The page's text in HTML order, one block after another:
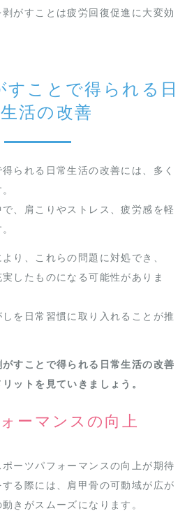
がすことは疲労回復促進に大変効
すことで得られる日
活の改善
られる日常生活の改善には、多く
、肩こりやストレス、疲労感を軽
り、これらの問題に対処でき、
したものになる可能性がありま
を日常習慣に取り入れることが推
がすことで得られる日常生活の改善
ットを見ていきましょう。
ーマンスの向上
ーツパフォーマンスの向上が期待
る際には、肩甲骨の可動域が広が
きがスムーズになります。